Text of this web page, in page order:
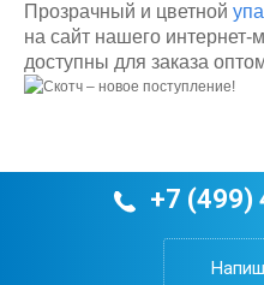
Прозрачный и цветной
на сайт нашего интернет-
доступны для заказа
+7 (499)